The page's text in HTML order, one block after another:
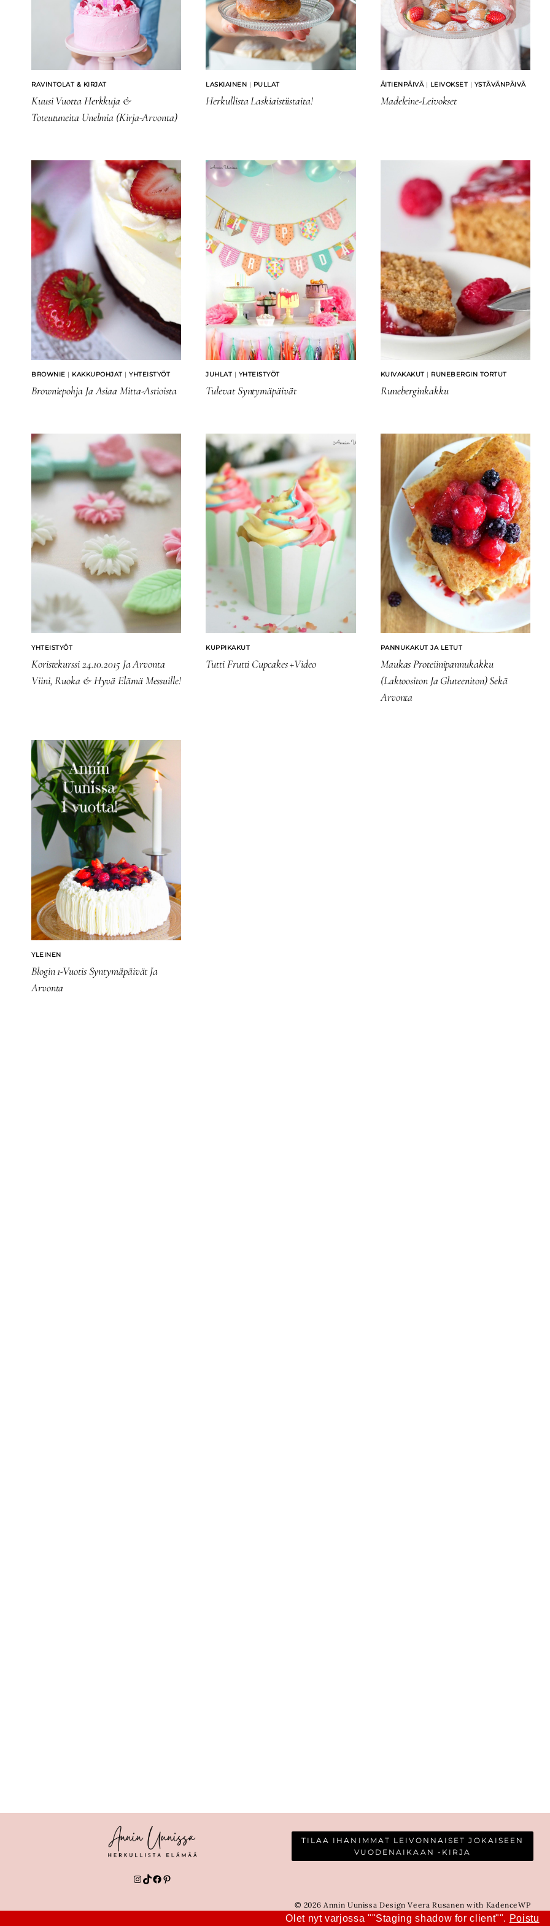
RAVINTOLAT & KIRJAT
Kuusi Vuotta Herkkuja &
Toteutuneita Unelmia (kirja-Arvonta)
LASKIAINEN | PULLAT
Herkullista Laskiaistiistaita!
ÄITIENPÄIVÄ| LEIVOKSET | YSTÄVÄNPÄIVÄ
Madeleine-Leivokset
BROWNIE | KAKKUPOHJAT | YHTEISTYÖT
Browniepohja Ja Asiaa Mitta-Astioista
JUHLAT | YHTEISTYÖT
Tulevat Syntymäpäivät
KUIVAKAKUT | RUNEBERGIN TORTUT
Runeberginkakku
YHTEISTYÖT
Koristekurssi 24.10.2015 Ja Arvonta
Viini, Ruoka & Hyvä Elämä Messuille!
KUPPIKAKUT
Tutti Frutti Cupcakes +video
PANNUKAKUT JA LETUT
Maukas Proteiinipannukakku
(Laktoositon Ja Gluteeniton) Sekä
Arvonta
YLEINEN
Blogin 1-Vuotis Syntymäpäivät Ja
Arvonta
Instagram
TikTok
Facebook
Pinterest
TILAA IHANIMMAT LEIVONNAISET JOKAISEEN
VUODENAIKAAN -KIRJA
© 2026 Annin Uunissa Design Veera Rusanen with KadenceWP
Olet nyt varjossa ""Staging shadow for client"". Poistu